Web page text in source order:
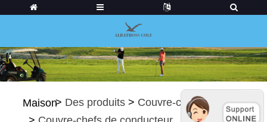
Maison> Des produits > Couvre-chefs de golf